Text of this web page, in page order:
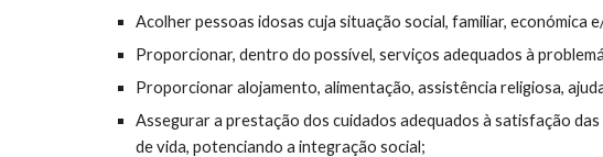
Acolher pessoas idosas cuja situação social, familiar, económica
Proporcionar, dentro do possível, serviços adequados à
Proporcionar alojamento, alimentação, assistência religiosa,
Assegurar a prestação dos cuidados adequados à satisfação
de vida, potenciando a integração social;